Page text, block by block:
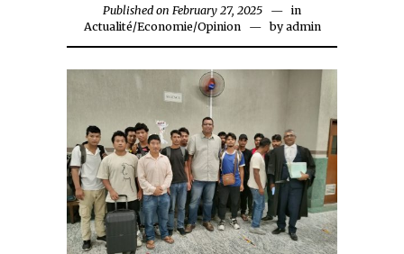
Published on February 27, 2025 February
27,
in
Actualité/Economie/Opinion byadmin